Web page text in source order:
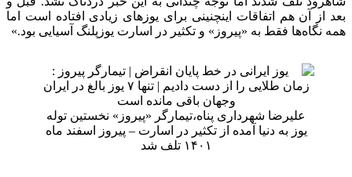
بعد از آن هم اتفاقات اینچنینی برای یوزهای زیادی افتاده است اما
همه نگاه‌ها فقط به «پیروز» و تکثیر در اسارت یوزپلنگ آسیایی بود.»
علیرضا شهرداری پناه،تیمارگر «پیروز» نخستین توله
یوز به دنیا آمده از تکثیر در اسارت – پیروز اسفند ماه
۱۴۰۱ تلف شد